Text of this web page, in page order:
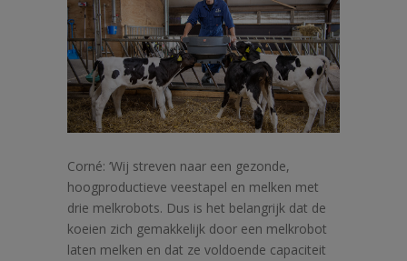
Corné: ‘Wij streven naar een gezonde,
hoogproductieve veestapel en melken met
drie melkrobots. Dus is het belangrijk dat de
koeien zich gemakkelijk door een melkrobot
laten melken en dat ze voldoende capaciteit